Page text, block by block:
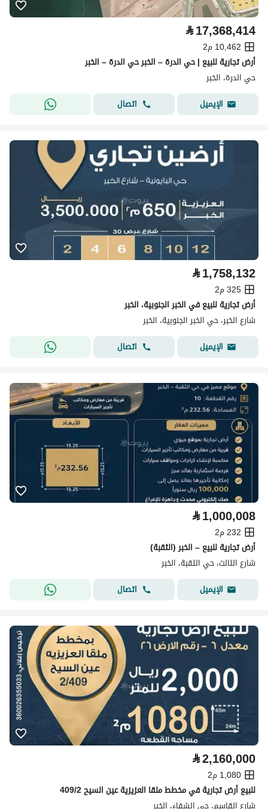
⃁17,368,414
10,462 م2
أرض تجارية للبيع | حي الدرة – الخبر حي الدرة – الخبر
حي الدرة، الخبر
الإيميل
اتصال
⃁1,758,132
325 م2
أرض تجارية للبيع في الخبر الجنوبية، الخبر
شارع الخبر، حي الخبر الجنوبية، الخبر
الإيميل
اتصال
⃁1,000,008
232 م2
أرض تجارية للبيع – الخبر (الثقبة)
شارع الثالث، حي الثقبة، الخبر
الإيميل
اتصال
⃁2,160,000
1,080 م2
للبيع أرض تجارية في مخطط ملقا العزيزية عين السيح 409/2
شارع القاسم، حي الشفاء، الخبر